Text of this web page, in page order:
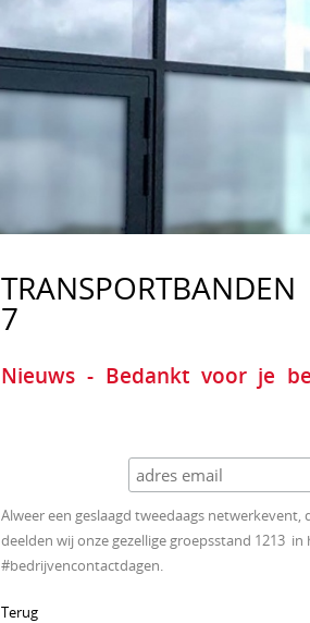
7
Nieuws - Bedankt voor je
Alweer een geslaagd tweedaags
deelden wij onze gezellige groepsstand 1213
#bedrijvencontactdagen.
Terug